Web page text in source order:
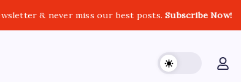
& never miss our best posts.Subscribe Now!